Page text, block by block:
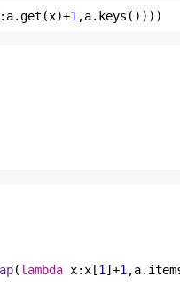
1 ,a.keys())))
(lambda x:x[1 ]+1